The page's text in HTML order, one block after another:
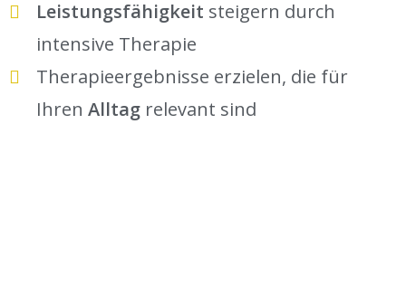
Leistungsfähigkeit steigern durch
intensive Therapie
Therapieergebnisse erzielen, die für
Ihren Alltag relevant sind